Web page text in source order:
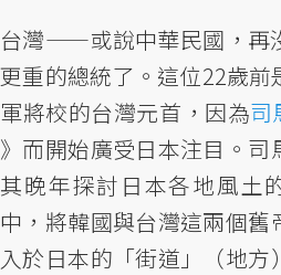
台灣——或說中華民國，再
更重的總統了。這位22歲
軍將校的台灣元首，因為司
》而開始廣受日本注目。
其晚年探討日本各地風土
中，將韓國與台灣這兩個舊
入於日本的「街道」（地